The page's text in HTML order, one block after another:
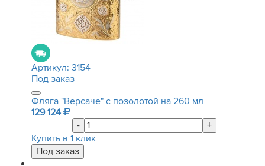
Артикул: 3154
Под заказ
Фляга "Версаче" с позолотой на 260 мл
129 124
-
+
Купить в 1 клик